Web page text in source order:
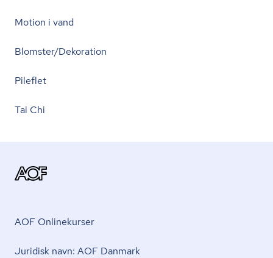
Motion i vand
Blomster/Dekoration
Pileflet
Tai Chi
AOF Onlinekurser
Juridisk navn: AOF Danmark